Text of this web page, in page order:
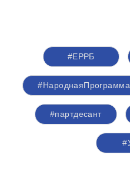
#ЕРРБ
#НароднаяПрограмма
#партдесант